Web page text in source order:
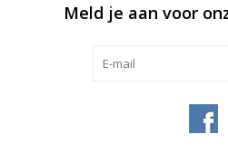
Meld je aan voor